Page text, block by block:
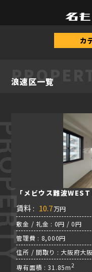
物件情報/浪速区
カ
浪速区一覧
「メビウス難波
賃料 : 10.7万円
敷金 / 礼金 : 0円 / 0円
管理費 : 8,000円
住所 / 間取り : 大阪府大
専有面積 : 31.85m2